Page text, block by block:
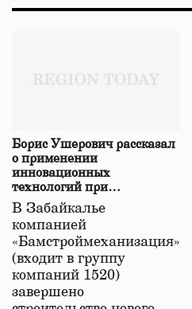
Борис Ушерович рассказал
о применении
инновационных
технологий при
строительстве нового моста
в Забайкалье
В Забайкалье
компанией
«Бамстроймеханизация»
(входит в группу
компаний 1520)
завершено